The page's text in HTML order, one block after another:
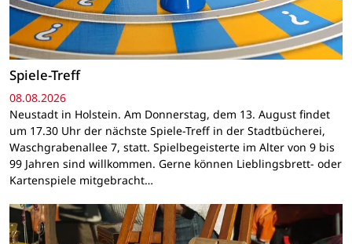
Spiele-Treff
08.08.2026
Neustadt in Holstein. Am Donnerstag, dem 13. August findet
um 17.30 Uhr der nächste Spiele-Treff in der Stadtbücherei,
Waschgrabenallee 7, statt. Spielbegeisterte im Alter von 9 bis
99 Jahren sind willkommen. Gerne können Lieblingsbrett- oder
Kartenspiele mitgebracht…